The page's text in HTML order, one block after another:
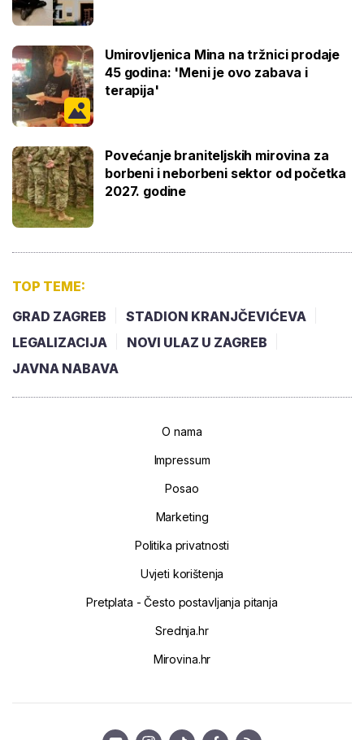
Umirovljenica Mina na tržnici prodaje
45 godina: 'Meni je ovo zabava i
terapija'
Povećanje braniteljskih mirovina za
borbeni i neborbeni sektor od početka
2027. godine
TOP TEME:
GRAD ZAGREB
STADION KRANJČEVIĆEVA
LEGALIZACIJA
NOVI ULAZ U ZAGREB
JAVNA NABAVA
O nama
Impressum
Posao
Marketing
Politika privatnosti
Uvjeti korištenja
Pretplata - Često postavljanja pitanja
Srednja.hr
Mirovina.hr